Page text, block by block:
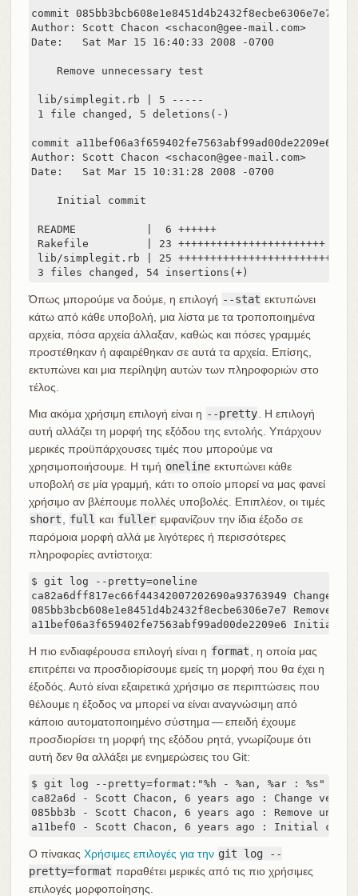
commit 085bb3bcb608e1e8451d4b2432f8ecbe6306e7e7
Author: Scott Chacon <schacon@gee-mail.com>
Date:   Sat Mar 15 16:40:33 2008 -0700
    Remove unnecessary test
lib/simplegit.rb | 5 -----
1 file changed, 5 deletions(-)
commit a11bef06a3f659402fe7563abf99ad00de2209e6
Author: Scott Chacon <schacon@gee-mail.com>
Date:   Sat Mar 15 10:31:28 2008 -0700
    Initial commit
README           |  6 ++++++
Rakefile         | 23 +++++++++++++++++++++++
lib/simplegit.rb | 25 +++++++++++++++++++++++++
3 files changed, 54 insertions(+)
Όπως μπορούμε να δούμε, η επιλογή --stat εκτυπώνει
κάτω από κάθε υποβολή, μια λίστα με τα τροποποιημένα
αρχεία, πόσα αρχεία άλλαξαν, καθώς και πόσες γραμμές
προστέθηκαν ή αφαιρέθηκαν σε αυτά τα αρχεία. Επίσης,
εκτυπώνει και μια περίληψη αυτών των πληροφοριών στο
τέλος.
Μια ακόμα χρήσιμη επιλογή είναι η --pretty . Η επιλογή
αυτή αλλάζει τη μορφή της εξόδου της εντολής. Υπάρχουν
μερικές προϋπάρχουσες τιμές που μπορούμε να
χρησιμοποιήσουμε. Η τιμή oneline εκτυπώνει κάθε
υποβολή σε μία γραμμή, κάτι το οποίο μπορεί να μας φανεί
χρήσιμο αν βλέπουμε πολλές υποβολές. Επιπλέον, οι τιμές
short
full και fuller εμφανίζουν την ίδια έξοδο σε
παρόμοια μορφή αλλά με λιγότερες ή περισσότερες
πληροφορίες αντίστοιχα:
$ git log --pretty=oneline
ca82a6dff817ec66f44342007202690a93763949 Change
085bb3bcb608e1e8451d4b2432f8ecbe6306e7e7 Remove
a11bef06a3f659402fe7563abf99ad00de2209e6 Initial
Η πιο ενδιαφέρουσα επιλογή είναι η format
, η οποία μας
επιτρέπει να προσδιορίσουμε εμείς τη μορφή που θα έχει η
έξοδός. Αυτό είναι εξαιρετικά χρήσιμο σε περιπτώσεις που
θέλουμε η έξοδος να μπορεί να είναι αναγνώσιμη από
κάποιο αυτοματοποιημένο σύστημα — επειδή έχουμε
προσδιορίσει τη μορφή της εξόδου ρητά, γνωρίζουμε ότι
αυτή δεν θα αλλάξει με ενημερώσεις του Git:
$ git log --pretty=format:"%h - %an, %ar : %s"
ca82a6d - Scott Chacon, 6 years ago : Change
085bb3b - Scott Chacon, 6 years ago : Remove
a11bef0 - Scott Chacon, 6 years ago : Initial
Ο πίνακας Χρήσιμες επιλογές για την git log --
pretty=format παραθέτει μερικές από τις πιο χρήσιμες
επιλογές μορφοποίησης.